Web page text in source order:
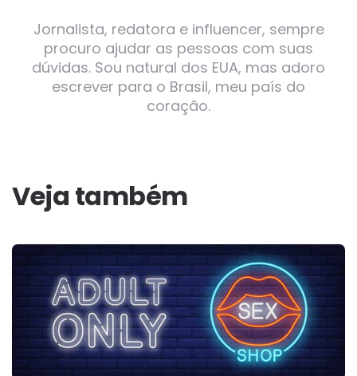
Jornalista, redatora e influencer, sempre
procuro ajudar as pessoas com suas
dúvidas. Sou natural dos EUA, mas adoro
escrever para o Brasil, meu país do
coração.
Veja também